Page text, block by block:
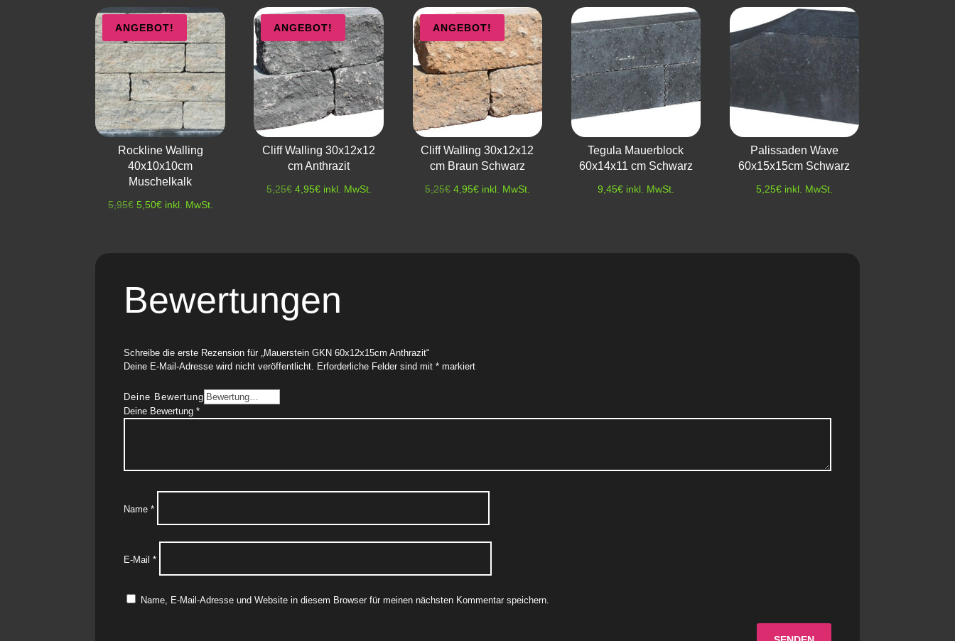
ANGEBOT!
Rockline Walling
40x10x10cm
Muschelkalk
5,95€ Ursprünglicher
5,50€Aktueller
inkl. MwSt.
ANGEBOT!
Cliff Walling 30x12x12
cm Anthrazit
5,25€ Ursprünglicher
4,95€Aktueller
inkl. MwSt.
ANGEBOT!
Cliff Walling 30x12x12
cm Braun Schwarz
5,25€ Ursprünglicher
4,95€Aktueller
inkl. MwSt.
Tegula Mauerblock
60x14x11 cm Schwarz
9,45€ inkl. MwSt.
Palissaden Wave
60x15x15cm Schwarz
5,25€ inkl. MwSt.
Bewertungen
Schreibe die erste Rezension für „Mauerstein GKN 60x12x15cm Anthrazit“
Deine E-Mail-Adresse wird nicht veröffentlicht. Erforderliche Felder sind mit* markiert
Deine Bewertung
Deine Bewertung*
Name*
E-Mail*
Name, E-Mail-Adresse und Website in diesem Browser für meinen nächsten Kommentar speichern.